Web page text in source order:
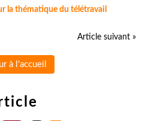
la thématique du télétravail
Article suivant »
à l'accueil